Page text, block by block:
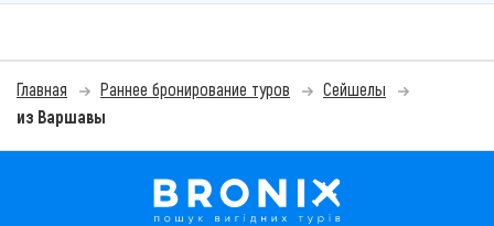
Главная Раннее бронирование туров
Сейшелы
из Варшавы